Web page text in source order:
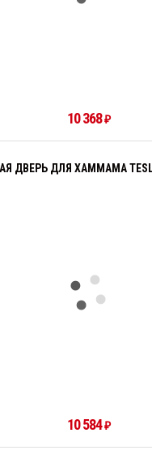
10 368₽
ДВЕРЬ ДЛЯ ХАММАМА
10 584₽